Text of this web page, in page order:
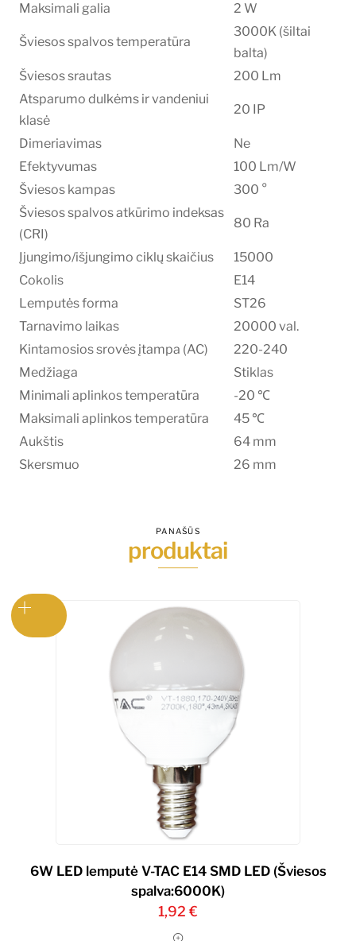
Maksimali galia 2 W
Šviesos spalvos temperatūra
3000K (šiltai
balta)
Šviesos srautas
200 Lm
Atsparumo dulkėms ir vandeniui
klasė
20 IP
Dimeriavimas
Ne
Efektyvumas
100 Lm/W
Šviesos kampas
300 °
Šviesos spalvos atkūrimo indeksas
(CRI)
80 Ra
Įjungimo/išjungimo ciklų skaičius
15000
Cokolis
E14
Lemputės forma
ST26
Tarnavimo laikas
20000 val.
Kintamosios srovės įtampa (AC)
220-240
Medžiaga
Stiklas
Minimali aplinkos temperatūra
-20 ℃
Maksimali aplinkos temperatūra
45 ℃
Aukštis
64 mm
Skersmuo
26 mm
PANAŠŪS
produktai
6W LED lemputė V-TAC Е14 SMD LED (Šviesos
spalva:6000K)
1,92 €